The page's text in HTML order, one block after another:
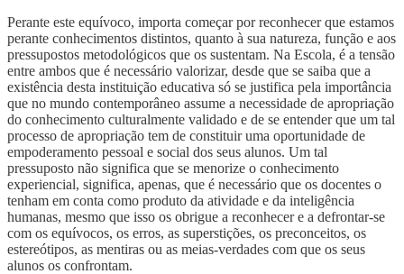
Perante este equívoco, importa começar por reconhecer que estamos
perante conhecimentos distintos, quanto à sua natureza, função e aos
pressupostos metodológicos que os sustentam. Na Escola, é a tensão
entre ambos que é necessário valorizar, desde que se saiba que a
existência desta instituição educativa só se justifica pela importância
que no mundo contemporâneo assume a necessidade de apropriação
do conhecimento culturalmente validado e de se entender que um tal
processo de apropriação tem de constituir uma oportunidade de
empoderamento pessoal e social dos seus alunos. Um tal
pressuposto não significa que se menorize o conhecimento
experiencial, significa, apenas, que é necessário que os docentes o
tenham em conta como produto da atividade e da inteligência
humanas, mesmo que isso os obrigue a reconhecer e a defrontar-se
com os equívocos, os erros, as superstições, os preconceitos, os
estereótipos, as mentiras ou as meias-verdades com que os seus
alunos os confrontam.